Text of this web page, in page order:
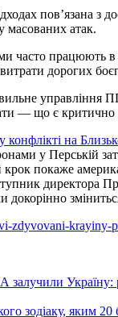
пов’язана з
масованих атак.
часто
дорогих
— що є критично
конфлікті на
у Перській
покаже
директора
докорінно
zdyvovani-
зодіаку, яким